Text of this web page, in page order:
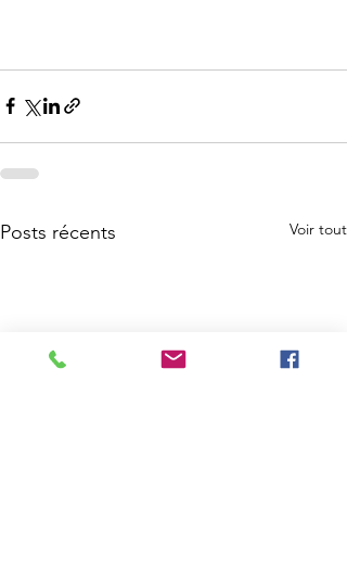
Posts récents Voir tout